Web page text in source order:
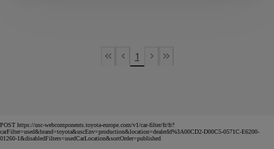
First Page
Previous page
1
Next page
Last Page
POST https://usc-webcomponents.toyota-europe.com/v1/car-filter/fr/fr?
carFilter=used&brand=toyota&uscEnv=production&location=dealerId%3A00CD2-D00C5-0571C-E6200-
01260-1&disabledFilters=usedCarLocation&sortOrder=published